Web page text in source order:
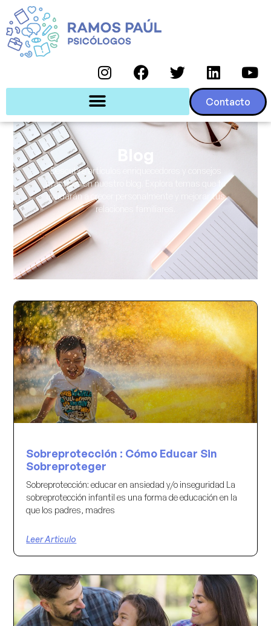
Contacto
Descubre artículos enriquecedores y consejos
prácticos en nuestro blog. Explora temas que te
ayudarán a crecer personalmente y mejorar tus
relaciones familiares.
Sobreprotección : Cómo Educar Sin
Sobreproteger
Sobreprotección: educar en ansiedad y/o inseguridad La
sobreprotección infantil es una forma de educación en la
que los padres, madres
Leer Articulo